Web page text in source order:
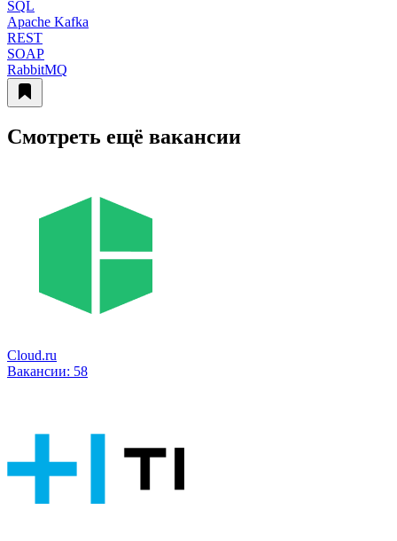
SQL
Apache Kafka
REST
SOAP
RabbitMQ
Смотреть ещё вакансии
Cloud.ru
Вакансии: 58